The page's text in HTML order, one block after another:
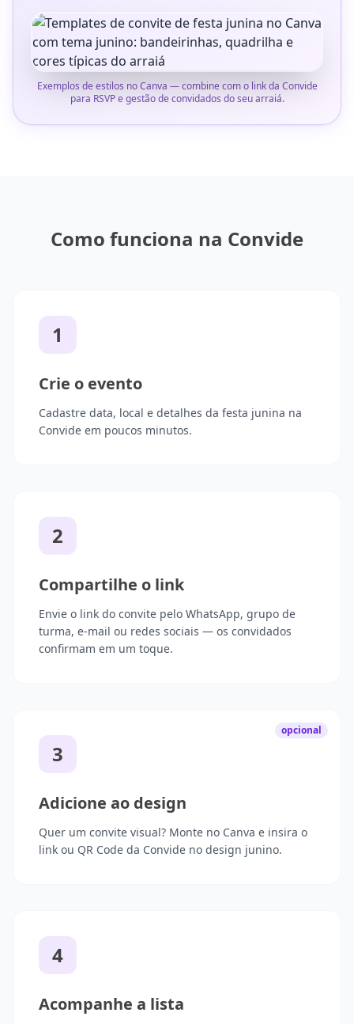
Exemplos de estilos no Canva — combine com o link da Convide
para RSVP e gestão de convidados do seu arraiá.
Como funciona na Convide
1
Crie o evento
Cadastre data, local e detalhes da festa junina na
Convide em poucos minutos.
2
Compartilhe o link
Envie o link do convite pelo WhatsApp, grupo de
turma, e-mail ou redes sociais — os convidados
confirmam em um toque.
opcional
3
Adicione ao design
Quer um convite visual? Monte no Canva e insira o
link ou QR Code da Convide no design junino.
4
Acompanhe a lista